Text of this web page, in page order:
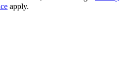
apply.